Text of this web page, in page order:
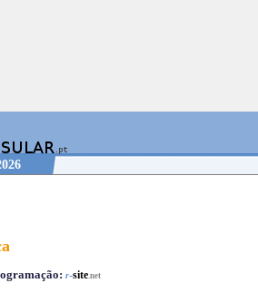
r-site.net